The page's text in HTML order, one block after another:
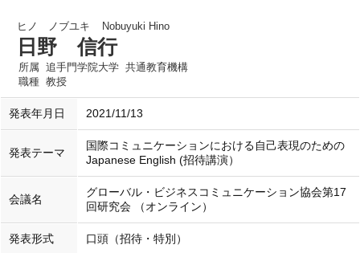
ヒノ ノブユキ Nobuyuki Hino
日野 信行
所属 追手門学院大学 共通教育機構
職種 教授
発表年月日 2021/11/13
発表テーマ
国際コミュニケーションにおける自己表現のための
Japanese English (招待講演）
会議名
グローバル・ビジネスコミュニケーション協会第17
回研究会 （オンライン）
発表形式 口頭（招待・特別）